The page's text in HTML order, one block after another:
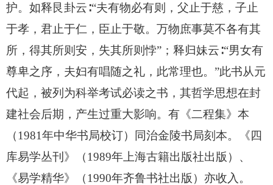
护。如释艮卦云∶“夫有物必有则，父止于慈，子止
于孝，君止于仁，臣止于敬。万物庶事莫不各有其
所，得其所则安，失其所则悖”；释归妹云∶“男女有
尊卑之序，夫妇有唱随之礼，此常理也。”此书从元
代起，被列为科举考试必读之书，其哲学思想在封
建社会后期，产生过重大影响。有《二程集》本
（1981年中华书局校订）同治金陵书局刻本。《四
库易学丛刊》（1989年上海古籍出版社出版）、
《易学精华》（1990年齐鲁书社出版）亦收入。